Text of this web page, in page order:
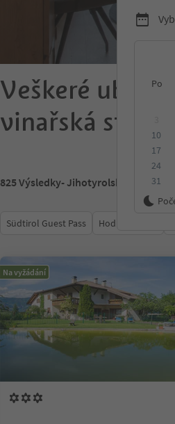
Po
10
17
24
31
Veškeré
vinařská stezka
825Výsledky- Jihotyrolská vinařská
Südtirol Guest Pass Hodnocení
Na vyžádání